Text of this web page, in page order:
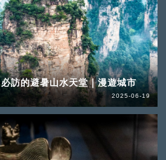
訪的避暑山水天堂｜漫遊城市
2025-06-19